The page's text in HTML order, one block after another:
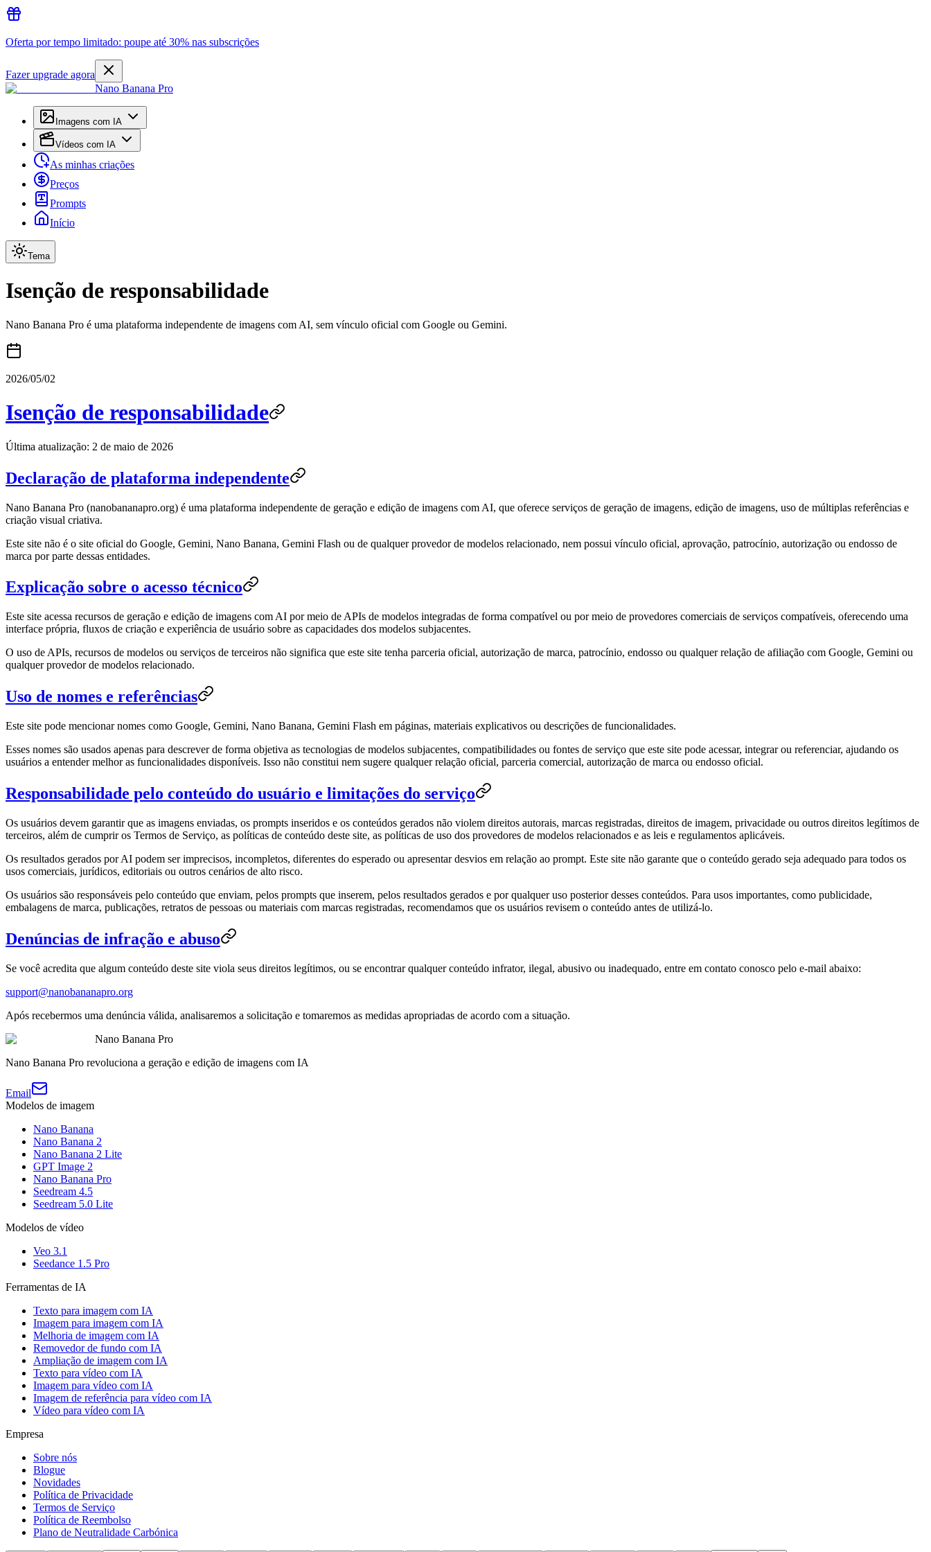
Oferta por tempo limitado: poupe até 30% nas subscrições
Fazer upgrade agora
Nano Banana Pro
Imagens com IA
Vídeos com IA
As minhas criações
Preços
Prompts
Início
Tema
Isenção de responsabilidade
Nano Banana Pro é uma plataforma independente de imagens com AI, sem vínculo oficial com Google ou Gemini.
2026/05/02
Isenção de responsabilidade
Última atualização: 2 de maio de 2026
Declaração de plataforma independente
Nano Banana Pro (nanobananapro.org) é uma plataforma independente de geração e edição de imagens com AI, que oferece serviços de geração de imagens, edição de imagens, uso de múltiplas referências e
criação visual criativa.
Este site não é o site oficial do Google, Gemini, Nano Banana, Gemini Flash ou de qualquer provedor de modelos relacionado, nem possui vínculo oficial, aprovação, patrocínio, autorização ou endosso de
marca por parte dessas entidades.
Explicação sobre o acesso técnico
Este site acessa recursos de geração e edição de imagens com AI por meio de APIs de modelos integradas de forma compatível ou por meio de provedores comerciais de serviços compatíveis, oferecendo uma
interface própria, fluxos de criação e experiência de usuário sobre as capacidades dos modelos subjacentes.
O uso de APIs, recursos de modelos ou serviços de terceiros não significa que este site tenha parceria oficial, autorização de marca, patrocínio, endosso ou qualquer relação de afiliação com Google, Gemini ou
qualquer provedor de modelos relacionado.
Uso de nomes e referências
Este site pode mencionar nomes como Google, Gemini, Nano Banana, Gemini Flash em páginas, materiais explicativos ou descrições de funcionalidades.
Esses nomes são usados apenas para descrever de forma objetiva as tecnologias de modelos subjacentes, compatibilidades ou fontes de serviço que este site pode acessar, integrar ou referenciar, ajudando os
usuários a entender melhor as funcionalidades disponíveis. Isso não constitui nem sugere qualquer relação oficial, parceria comercial, autorização de marca ou endosso oficial.
Responsabilidade pelo conteúdo do usuário e limitações do serviço
Os usuários devem garantir que as imagens enviadas, os prompts inseridos e os conteúdos gerados não violem direitos autorais, marcas registradas, direitos de imagem, privacidade ou outros direitos legítimos de
terceiros, além de cumprir os Termos de Serviço, as políticas de conteúdo deste site, as políticas de uso dos provedores de modelos relacionados e as leis e regulamentos aplicáveis.
Os resultados gerados por AI podem ser imprecisos, incompletos, diferentes do esperado ou apresentar desvios em relação ao prompt. Este site não garante que o conteúdo gerado seja adequado para todos os
usos comerciais, jurídicos, editoriais ou outros cenários de alto risco.
Os usuários são responsáveis pelo conteúdo que enviam, pelos prompts que inserem, pelos resultados gerados e por qualquer uso posterior desses conteúdos. Para usos importantes, como publicidade,
embalagens de marca, publicações, retratos de pessoas ou materiais com marcas registradas, recomendamos que os usuários revisem o conteúdo antes de utilizá-lo.
Denúncias de infração e abuso
Se você acredita que algum conteúdo deste site viola seus direitos legítimos, ou se encontrar qualquer conteúdo infrator, ilegal, abusivo ou inadequado, entre em contato conosco pelo e-mail abaixo:
support@nanobananapro.org
Após recebermos uma denúncia válida, analisaremos a solicitação e tomaremos as medidas apropriadas de acordo com a situação.
Nano Banana Pro
Nano Banana Pro revoluciona a geração e edição de imagens com IA
Email
Modelos de imagem
Nano Banana
Nano Banana 2
Nano Banana 2 Lite
GPT Image 2
Nano Banana Pro
Seedream 4.5
Seedream 5.0 Lite
Modelos de vídeo
Veo 3.1
Seedance 1.5 Pro
Ferramentas de IA
Texto para imagem com IA
Imagem para imagem com IA
Melhoria de imagem com IA
Removedor de fundo com IA
Ampliação de imagem com IA
Texto para vídeo com IA
Imagem para vídeo com IA
Imagem de referência para vídeo com IA
Vídeo para vídeo com IA
Empresa
Sobre nós
Blogue
Novidades
Política de Privacidade
Termos de Serviço
Política de Reembolso
Plano de Neutralidade Carbónica